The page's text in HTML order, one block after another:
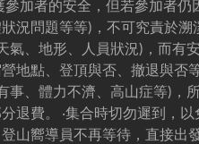
加者的安全，但若參加者仍
況問題等等)，不可究責於溯
氣、地形、人員狀況)，而有
地點、登頂與否、撤退與否等
事、體力不濟、高山症等)，
退費。 ‧集合時切勿遲到，
山嚮導員不再等待，直接出